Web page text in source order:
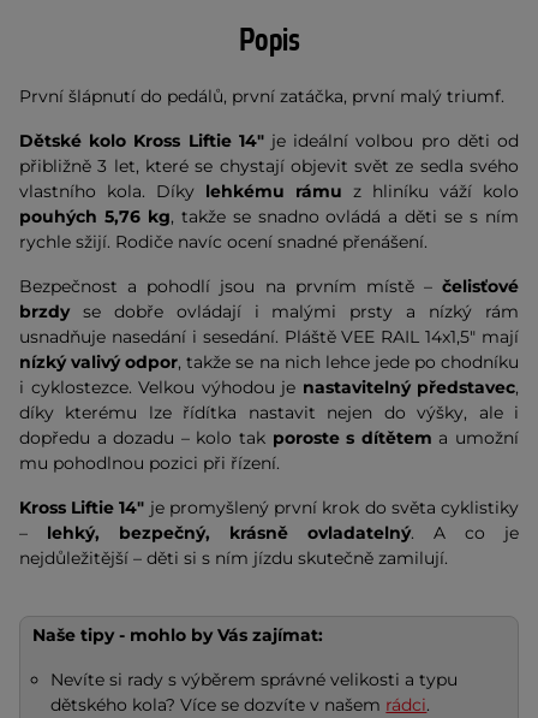
Popis
První šlápnutí do pedálů, první zatáčka, první malý triumf.
Dětské kolo Kross Liftie 14"je ideální volbou pro děti od
přibližně 3 let, které se chystají objevit svět ze sedla svého
vlastního kola. Díky lehkému rámu z hliníku váží kolo
pouhých 5,76 kg, takže se snadno ovládá a děti se s ním
rychle sžijí. Rodiče navíc ocení snadné přenášení.
Bezpečnost a pohodlí jsou na prvním místě –čelisťové
brzdy se dobře ovládají i malými prsty a nízký rám
usnadňuje nasedání i sesedání. Pláště VEE RAIL 14x1,5" mají
nízký valivý odpor, takže se na nich lehce jede po chodníku
i cyklostezce. Velkou výhodou je nastavitelný představec,
díky kterému lze řídítka nastavit nejen do výšky, ale i
dopředu a dozadu – kolo tak poroste s dítětem a umožní
mu pohodlnou pozici při řízení.
Kross Liftie 14" je promyšlený první krok do světa cyklistiky
– lehký, bezpečný, krásně ovladatelný. A co je
nejdůležitější – děti si s ním jízdu skutečně zamilují.
Naše tipy - mohlo by Vás zajímat:
Nevíte si rady s výběrem správné velikosti a typu
dětského kola? Více se dozvíte v našem rádci.